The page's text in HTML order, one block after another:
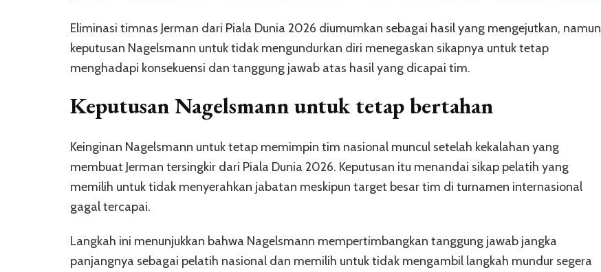
Eliminasi timnas Jerman dari Piala Dunia 2026 diumumkan sebagai hasil yang mengejutkan, namun
keputusan Nagelsmann untuk tidak mengundurkan diri menegaskan sikapnya untuk tetap
menghadapi konsekuensi dan tanggung jawab atas hasil yang dicapai tim.
Keputusan Nagelsmann untuk tetap bertahan
Keinginan Nagelsmann untuk tetap memimpin tim nasional muncul setelah kekalahan yang
membuat Jerman tersingkir dari Piala Dunia 2026. Keputusan itu menandai sikap pelatih yang
memilih untuk tidak menyerahkan jabatan meskipun target besar tim di turnamen internasional
gagal tercapai.
Langkah ini menunjukkan bahwa Nagelsmann mempertimbangkan tanggung jawab jangka
panjangnya sebagai pelatih nasional dan memilih untuk tidak mengambil langkah mundur segera